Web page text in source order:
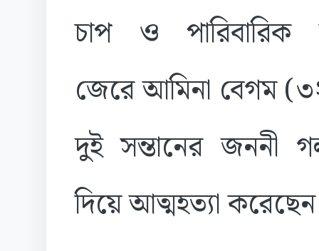
চাপ ও পারিবারিক
জেরে আমিনা বেগম
দুই সন্তানের জননী
দিয়ে আত্মহত্যা